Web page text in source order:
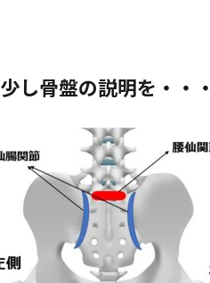
少し骨盤の説明を・・